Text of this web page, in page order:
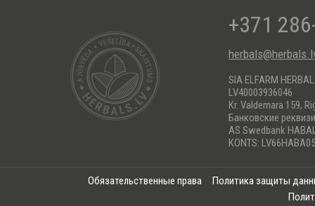
+371
SIA ELFARM
LV40003936046
Kr. Valdemara 159,
Банковские
AS Swedbank
KONTS:
Обязательственные права
Политика защиты